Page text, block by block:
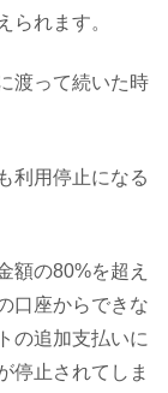
られます。
渡って続いた時
利用停止になる
額の80%を超え
口座からできな
の追加支払いに
停止されてしま